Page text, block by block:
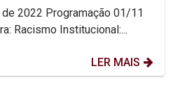
01/11
- 19h Palestra: Racismo Institucional:...
LER MAIS